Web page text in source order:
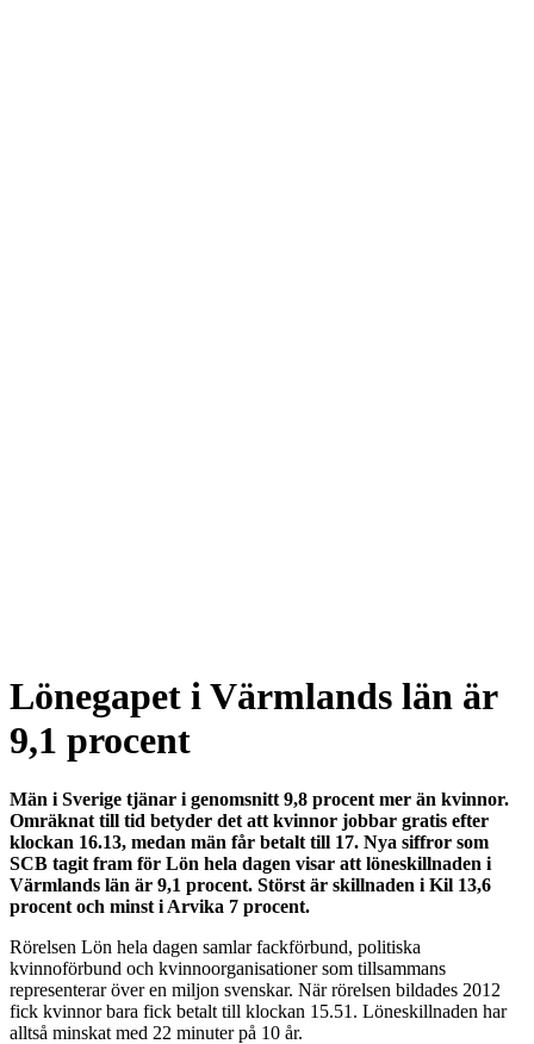
Lönegapet i Värmlands län är
9,1 procent
Män i Sverige tjänar i genomsnitt 9,8 procent mer än kvinnor.
Omräknat till tid betyder det att kvinnor jobbar gratis efter
klockan 16.13, medan män får betalt till 17. Nya siffror som
SCB tagit fram för Lön hela dagen visar att löneskillnaden i
Värmlands län är 9,1 procent. Störst är skillnaden i Kil 13,6
procent och minst i Arvika 7 procent.
Rörelsen Lön hela dagen samlar fackförbund, politiska
kvinnoförbund och kvinnoorganisationer som tillsammans
representerar över en miljon svenskar. När rörelsen bildades 2012
fick kvinnor bara fick betalt till klockan 15.51. Löneskillnaden har
alltså minskat med 22 minuter på 10 år.